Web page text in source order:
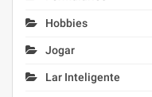
Hobbies
Jogar
Lar Inteligente